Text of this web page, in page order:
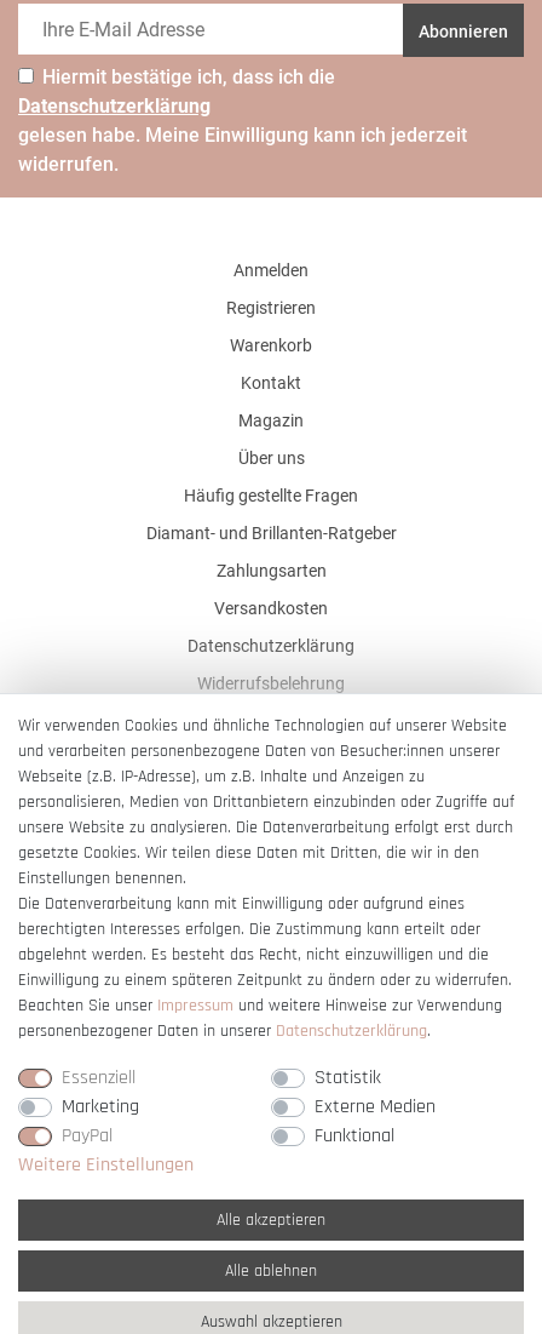
Abonnieren
Hiermit bestätige ich, dass ich die
Daten­schutz­erklärung
gelesen habe. Meine Einwilligung kann ich jederzeit
widerrufen.
Anmelden
Registrieren
Warenkorb
Kontakt
Magazin
Über uns
Häufig gestellte Fragen
Diamant- und Brillanten-Ratgeber
Zahlungsarten
Versandkosten
Datenschutzerklärung
Widerrufsbelehrung
AGB
Impressum
Barrierefreiheitserklärung
Vertrag widerrufen
* Alle Preise verstehen sich inkl. gesetzl. MwSt. undzzgl. Versandkosten
** Nur innerhalb Deutschlands© copyright 2007-2026 Schmuck Krone / Alle
Wir verwenden Cookies und ähnliche Technologien auf unserer Website
und verarbeiten personenbezogene Daten von Besucher:innen unserer
Webseite (z.B. IP-Adresse), um z.B. Inhalte und Anzeigen zu
personalisieren, Medien von Drittanbietern einzubinden oder Zugriffe auf
unsere Website zu analysieren. Die Datenverarbeitung erfolgt erst durch
gesetzte Cookies. Wir teilen diese Daten mit Dritten, die wir in den
Einstellungen benennen.
Die Datenverarbeitung kann mit Einwilligung oder aufgrund eines
berechtigten Interesses erfolgen. Die Zustimmung kann erteilt oder
abgelehnt werden. Es besteht das Recht, nicht einzuwilligen und die
Einwilligung zu einem späteren Zeitpunkt zu ändern oder zu widerrufen.
Beachten Sie unser Impressum und weitere Hinweise zur Verwendung
personenbezogener Daten in unserer Daten­schutz­erklärung.
Essenziell
Statistik
Marketing
Externe Medien
PayPal
Funktional
Weitere Einstellungen
Alle akzeptieren
Alle ablehnen
Auswahl akzeptieren